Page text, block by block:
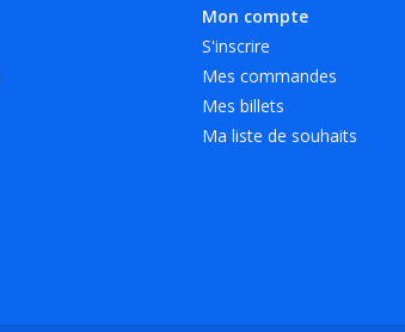
Mon compte
S'inscrire
Mes commandes
Mes billets
Ma liste de souhaits